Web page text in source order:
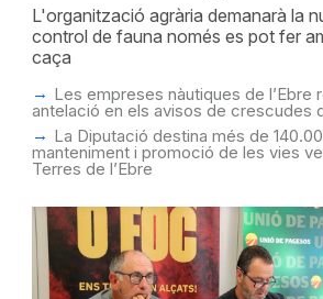
L'organització agrària demanarà la
control de fauna només es pot fer
caça
Les empreses nàutiques de l’Ebre
antelació en els avisos de crescudes
La Diputació destina més de
manteniment i promoció de les vies
Terres de l’Ebre